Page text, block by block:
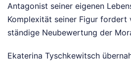
Antagonist seiner eigenen
Komplexität seiner Figur fordert
ständige Neubewertung der
Ekaterina Tyschkewitsch